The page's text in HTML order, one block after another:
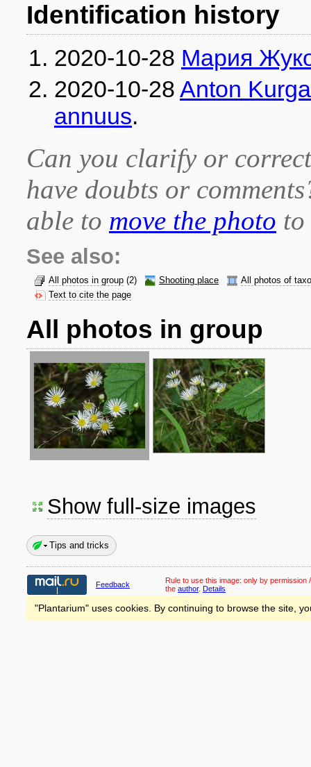
Identification history
2020-10-28 Мария
2020-10-28 Anton
annuus.
Can you clarify or
have doubts or
able to move the photo
See also:
All photos in group (2) Shooting place
All photos of
Text to cite the page
All photos in group
Show full-size images
Tips and tricks
Feedback Rule to use this image: only by permission
the author. Details
"Plantarium" uses cookies. By continuing to browse the site,